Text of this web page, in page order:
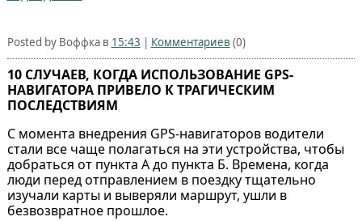
Posted by Воффка в 15:43 | Комментариев (0)
10 СЛУЧАЕВ, КОГДА ИСПОЛЬЗОВАНИЕ GPS-
НАВИГАТОРА ПРИВЕЛО К ТРАГИЧЕСКИМ
ПОСЛЕДСТВИЯМ
С момента внедрения GPS-навигаторов водители
стали все чаще полагаться на эти устройства, чтобы
добраться от пункта А до пункта Б. Времена, когда
люди перед отправлением в поездку тщательно
изучали карты и выверяли маршрут, ушли в
безвозвратное прошлое.